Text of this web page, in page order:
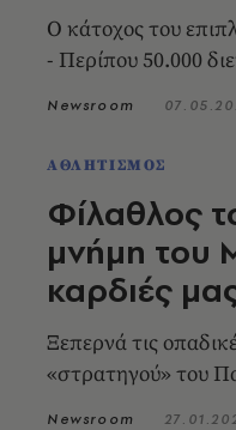
Ο κάτοχος του
- Περίπου 50.000
Newsroom
ΑΘΛΗΤΙΣΜΟΣ
Φίλαθλος
μνήμη του
καρδιές
Ξεπερνά τις
«στρατηγού» του
Newsroom